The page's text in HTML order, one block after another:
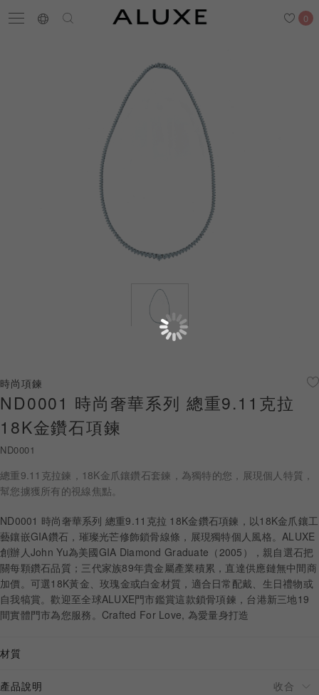
0
黃金金飾
關於ALUXE
最新消息
婚禮護照
線上購物
LANGUAGE
時尚項鍊
ND0001 時尚奢華系列 總重9.11克拉
18K金鑽石項鍊
ND0001
總重9.11克拉鍊，18K金爪鑲鑽石套鍊，為獨特的您，展現個人特質，
幫您擄獲所有的視線焦點。
ND0001 時尚奢華系列 總重9.11克拉 18K金鑽石項鍊，以18K金爪鑲工
藝鑲嵌GIA鑽石，璀璨光芒修飾鎖骨線條，展現獨特個人風格。ALUXE
創辦人John Yu為美國GIA Diamond Graduate（2005），親自選石把
關每顆鑽石品質；三代家族89年貴金屬產業積累，直達供應鏈無中間商
加價。可選18K黃金、玫瑰金或白金材質，適合日常配戴、生日禮物或
自我犒賞。歡迎至全球ALUXE門市鑑賞這款鎖骨項鍊，台港新三地19
間實體門市為您服務。Crafted For Love, 為愛量身打造
材質
產品說明